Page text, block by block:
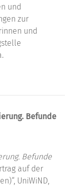
und
zur
und
Befunde
Befunde
auf der
UniWiND,